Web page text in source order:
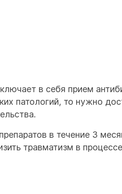
в себя прием
патологий, то нужно
в течение 3
травматизм в